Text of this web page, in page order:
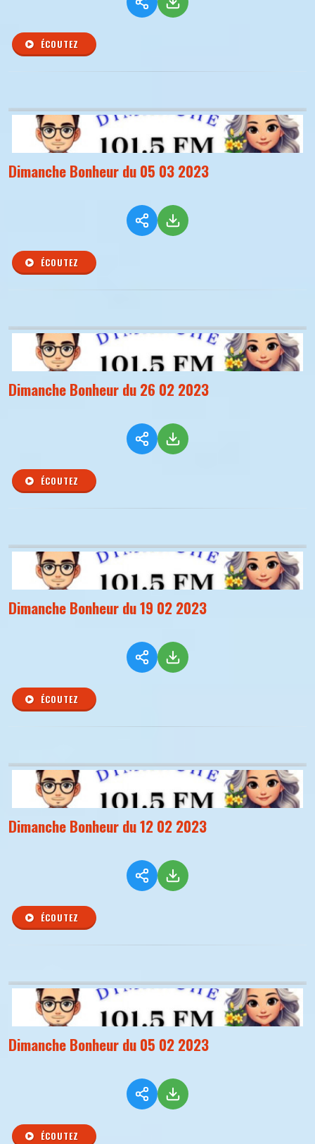
ÉCOUTEZ
Dimanche Bonheur du 05 03 2023
ÉCOUTEZ
Dimanche Bonheur du 26 02 2023
ÉCOUTEZ
Dimanche Bonheur du 19 02 2023
ÉCOUTEZ
Dimanche Bonheur du 12 02 2023
ÉCOUTEZ
Dimanche Bonheur du 05 02 2023
ÉCOUTEZ